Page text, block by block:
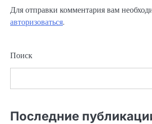
Для отправки комментария вам
авторизоваться.
Поиск
Последние